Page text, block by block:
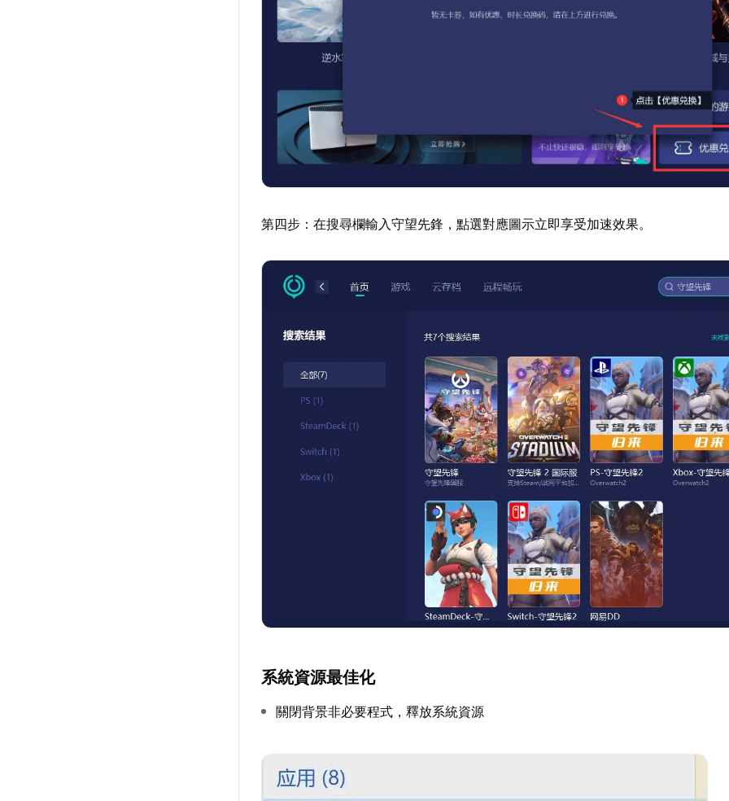
第四步：在搜尋欄輸入守望先鋒，點選對應圖示立即享受加速效果。
系統資源最佳化
關閉背景非必要程式，釋放系統資源